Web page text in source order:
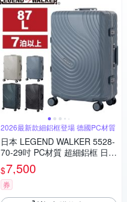
2026最新款細鋁框登場 德國PC材質
日本 LEGEND WALKER 5528-
70-29吋 PC材質 超細鋁框 日乃
本輪 行李箱
$7,500
券